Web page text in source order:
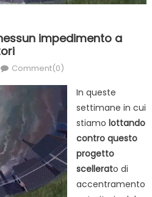
impedimento a
Comment(0)
In queste
settimane in cui
stiamo lottando
contro questo
progetto
scellerato di
accentramento